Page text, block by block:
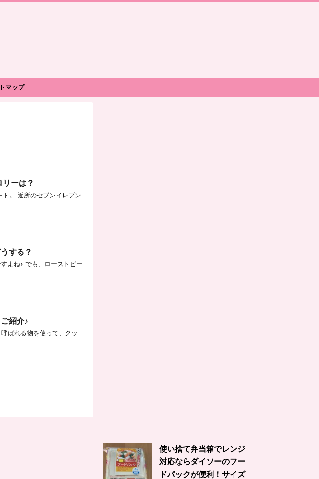
マップ
ーは？
ト。 近所のセブンイレブン
する？
よね♪ でも、ローストビー
紹介♪
ばれる物を使って、クッ
使い捨て弁当箱でレンジ
対応ならダイソーのフー
ドパックが便利！サイズ